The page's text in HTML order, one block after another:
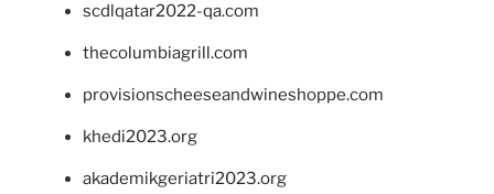
scdlqatar2022-qa.com
thecolumbiagrill.com
provisionscheeseandwineshoppe.com
khedi2023.org
akademikgeriatri2023.org